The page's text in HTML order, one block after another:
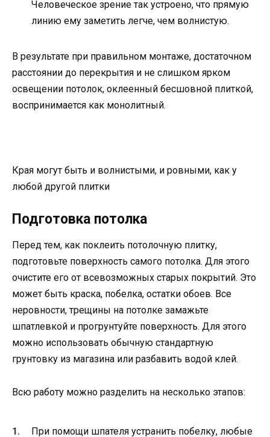
Человеческое зрение так устроено, что прямую
линию ему заметить легче, чем волнистую.
В результате при правильном монтаже, достаточном
расстоянии до перекрытия и не слишком ярком
освещении потолок, оклеенный бесшовной плиткой,
воспринимается как монолитный.
Края могут быть и волнистыми, и ровными, как у
любой другой плитки
Подготовка потолка
Перед тем, как поклеить потолочную плитку,
подготовьте поверхность самого потолка. Для этого
очистите его от всевозможных старых покрытий. Это
может быть краска, побелка, остатки обоев. Все
неровности, трещины на потолке замажьте
шпатлевкой и прогрунтуйте поверхность. Для этого
можно использовать обычную стандартную
грунтовку из магазина или разбавить водой клей.
Всю работу можно разделить на несколько этапов:
При помощи шпателя устранить побелку, любые